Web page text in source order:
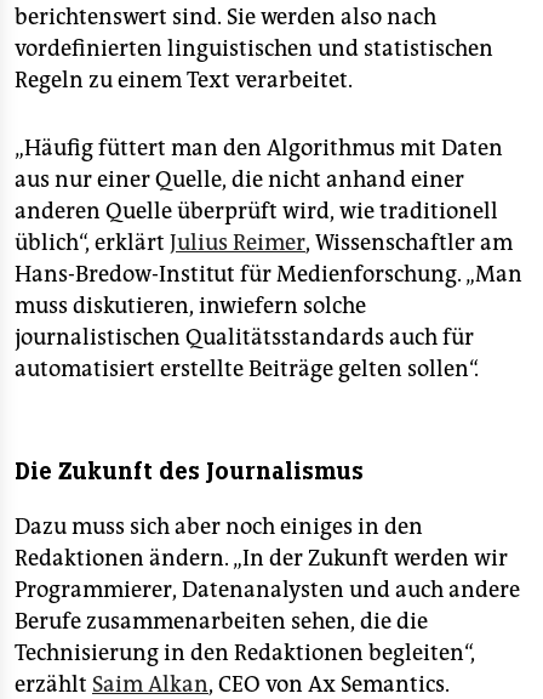
berichtenswert sind. Sie werden also nach
vordefinierten linguistischen und statistischen
Regeln zu einem Text verarbeitet.
„Häufig füttert man den Algorithmus mit Daten
aus nur einer Quelle, die nicht anhand einer
anderen Quelle überprüft wird, wie traditionell
üblich“, erklärt Julius Reimer, Wissenschaftler am
Hans-Bredow-Institut für Medienforschung. „Man
muss diskutieren, inwiefern solche
journalistischen Qualitätsstandards auch für
automatisiert erstellte Beiträge gelten sollen“.
Die Zukunft des Journalismus
Dazu muss sich aber noch einiges in den
Redaktionen ändern. „In der Zukunft werden wir
Programmierer, Datenanalysten und auch andere
Berufe zusammenarbeiten sehen, die die
Technisierung in den Redaktionen begleiten“,
erzählt Saim Alkan, CEO von Ax Semantics.